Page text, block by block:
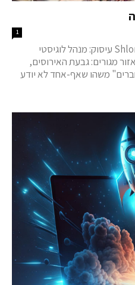
1
שם: שלומי ביטון בפייס: Shlomi Biton עיסוק: מנהל לוגיסטי
מגורים: גבעת האירוסים,
משהו שאף-אחד לא יודע